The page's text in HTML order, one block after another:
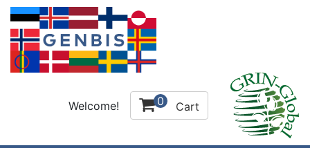
Welcome! 0 Cart